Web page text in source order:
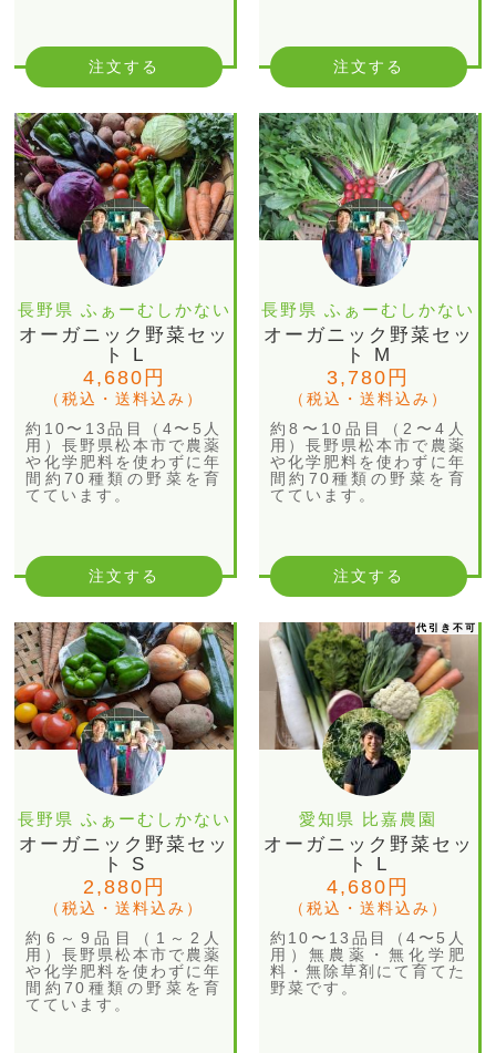
注文する 注文する
長野県 ふぁーむしかない
オーガニック野菜セッ
ト L
4,680円
（税込・送料込み）
約10〜13品目（4〜5人
用）長野県松本市で農薬
や化学肥料を使わずに年
間約70種類の野菜を育
てています。
注文する
長野県 ふぁーむしかない
オーガニック野菜セッ
ト M
3,780円
（税込・送料込み）
約8〜10品目（2〜4人
用）長野県松本市で農薬
や化学肥料を使わずに年
間約70種類の野菜を育
てています。
注文する
長野県 ふぁーむしかない
オーガニック野菜セッ
ト S
2,880円
（税込・送料込み）
約6～9品目（1～2人
用）長野県松本市で農薬
や化学肥料を使わずに年
間約70種類の野菜を育
てています。
代引き不可
愛知県 比嘉農園
オーガニック野菜セッ
ト L
4,680円
（税込・送料込み）
約10〜13品目（4〜5人
用）無農薬・無化学肥
料・無除草剤にて育てた
野菜です。